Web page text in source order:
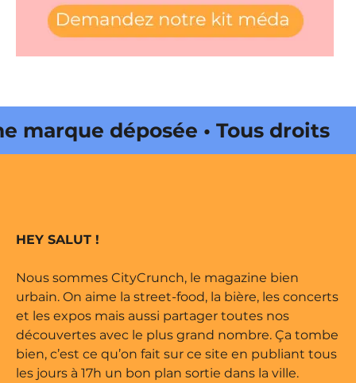
déposée • Tous droits
par Buena Onda Web •
HEY SALUT !
Nous sommes CityCrunch, le magazine bien
urbain. On aime la street-food, la bière, les concerts
et les expos mais aussi partager toutes nos
découvertes avec le plus grand nombre. Ça tombe
bien, c’est ce qu’on fait sur ce site en publiant tous
les jours à 17h un bon plan sortie dans la ville.